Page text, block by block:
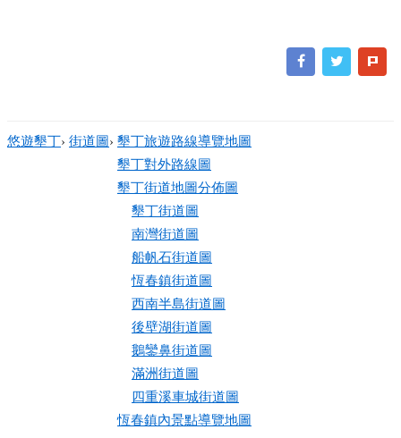
悠遊墾丁› 街道圖› 墾丁旅遊路線導覽地圖
墾丁對外路線圖
墾丁街道地圖分佈圖
墾丁街道圖
南灣街道圖
船帆石街道圖
恆春鎮街道圖
西南半島街道圖
後壁湖街道圖
鵝鑾鼻街道圖
滿洲街道圖
四重溪車城街道圖
恆春鎮內景點導覽地圖